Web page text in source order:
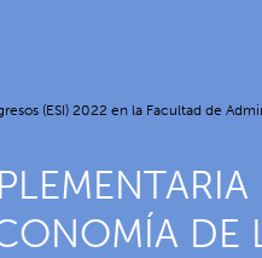
(ESI) 2022 en la Facultad de
DE